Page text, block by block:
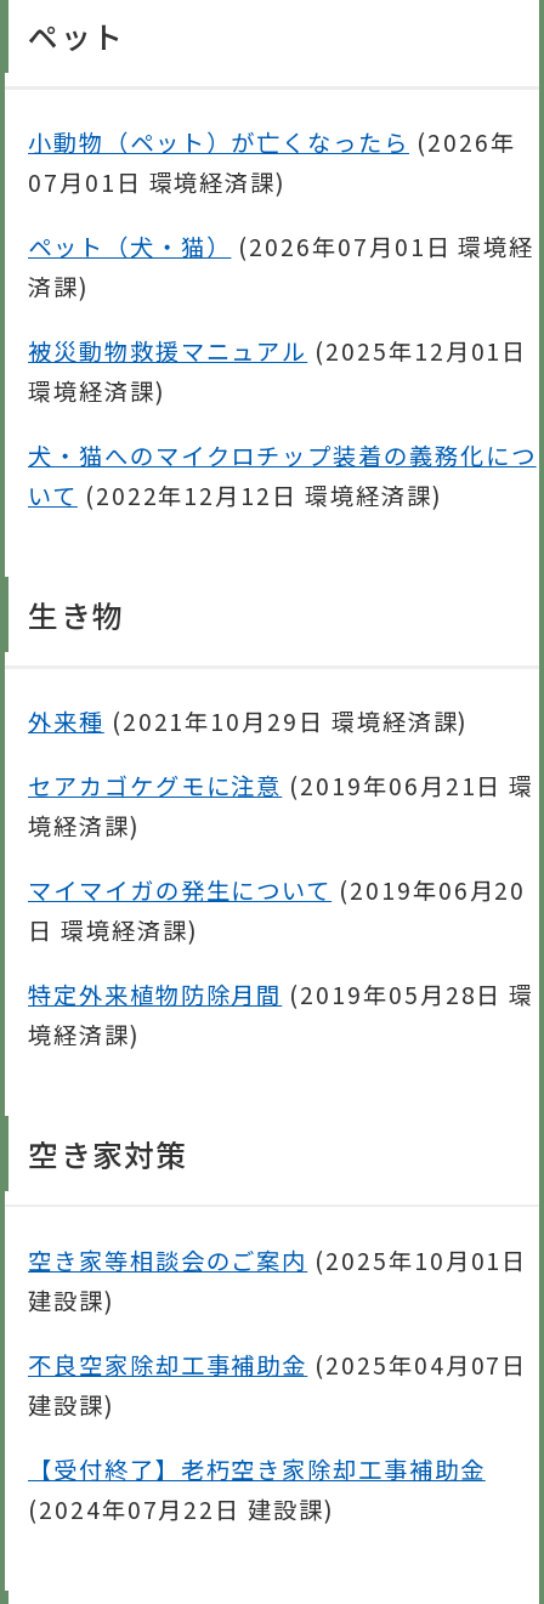
ペット
小動物（ペット）が亡くなったら (2026年
07月01日 環境経済課)
ペット（犬・猫）
(2026年07月01日 環境経
済課)
被災動物救援マニュアル (2025年12月01日
環境経済課)
犬・猫へのマイクロチップ装着の義務化につ
いて (2022年12月12日 環境経済課)
生き物
外来種 (2021年10月29日 環境経済課)
セアカゴケグモに注意 (2019年06月21日 環
境経済課)
マイマイガの発生について (2019年06月20
日 環境経済課)
特定外来植物防除月間 (2019年05月28日 環
境経済課)
空き家対策
空き家等相談会のご案内 (2025年10月01日
建設課)
不良空家除却工事補助金 (2025年04月07日
建設課)
【受付終了】老朽空き家除却工事補助金
(2024年07月22日 建設課)